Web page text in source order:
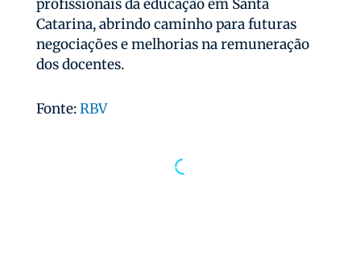
profissionais da educação em Santa
Catarina, abrindo caminho para futuras
negociações e melhorias na remuneração
dos docentes.
Fonte:RBV